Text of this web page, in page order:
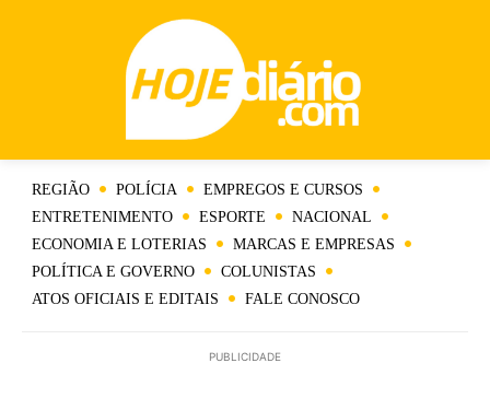
REGIÃO POLÍCIA
EMPREGOS E CURSOS
ENTRETENIMENTO
ESPORTE
NACIONAL
ECONOMIA E LOTERIAS
MARCAS E EMPRESAS
POLÍTICA E GOVERNO
COLUNISTAS
ATOS OFICIAIS E EDITAIS
FALE CONOSCO
PUBLICIDADE